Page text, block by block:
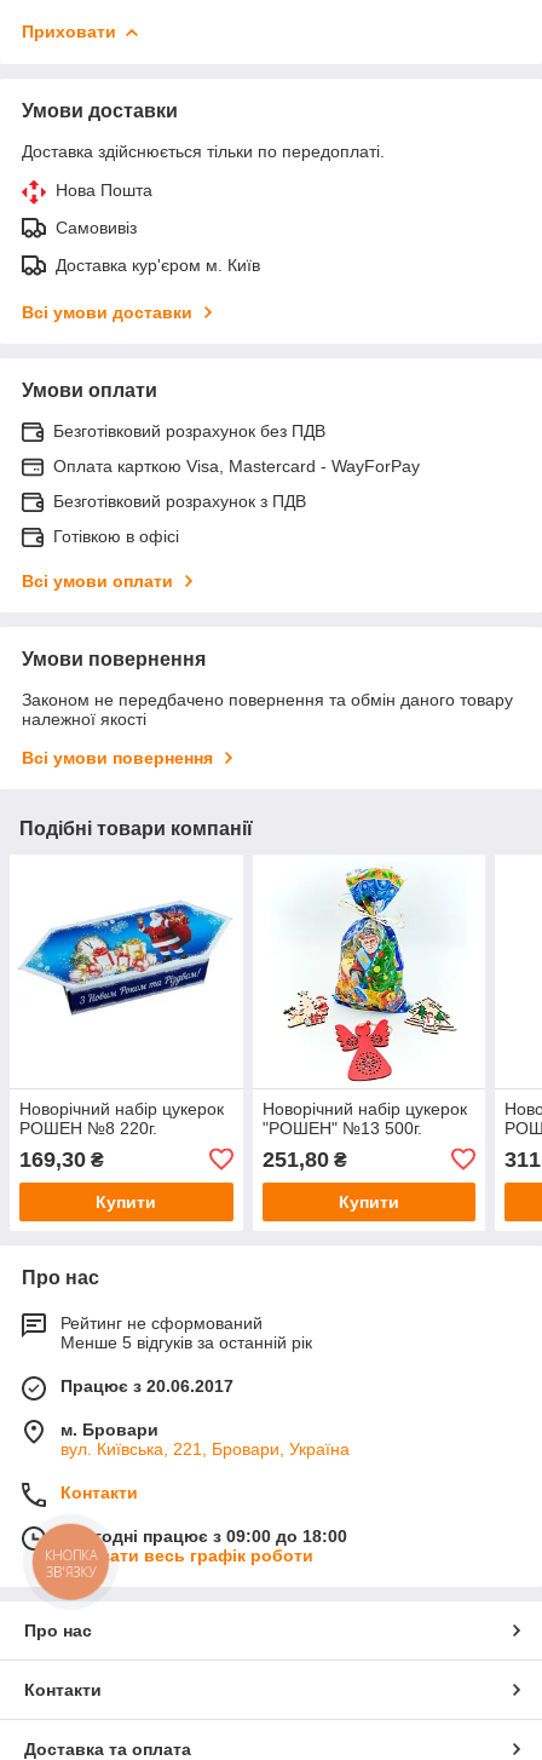
Приховати
Умови доставки
Доставка здійснюється тільки по передоплаті.
Нова Пошта
Самовивіз
Доставка кур'єром м. Київ
Всі умови доставки
Умови оплати
Безготівковий розрахунок без ПДВ
Оплата карткою Visa, Mastercard - WayForPay
Безготівковий розрахунок з ПДВ
Готівкою в офісі
Всі умови оплати
Умови повернення
Законом не передбачено повернення та обмін даного товару
належної якості
Всі умови повернення
Подібні товари компанії
Новорічний набір цукерок
РОШЕН №8 220г.
169,30 ₴
Купити
Новорічний набір цукерок
"РОШЕН" №13 500г.
251,80₴
Купити
Про нас
Рейтинг не сформований
Менше 5 відгуків за останній рік
Працює з 20.06.2017
м. Бровари
вул. Київська, 221, Бровари, Україна
Контакти
Сьогодні працює з 09:00 до 18:00
Показати весь графік роботи
Про нас
Контакти
Доставка та оплата
КНОПКА
ЗВ'ЯЗКУ